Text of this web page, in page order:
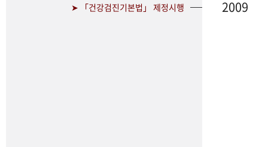
➤ 「건강검진기본법」 제정시행 2009